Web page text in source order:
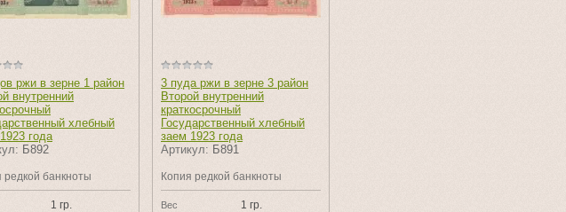
ржи в зерне 1 район
внутренний
хлебный
года
Б892
редкой банкноты
1 гр.
3 пуда ржи в зерне 3 район
Второй внутренний
краткосрочный
Государственный хлебный
заем 1923 года
Артикул: Б891
Копия редкой банкноты
Вес 1 гр.